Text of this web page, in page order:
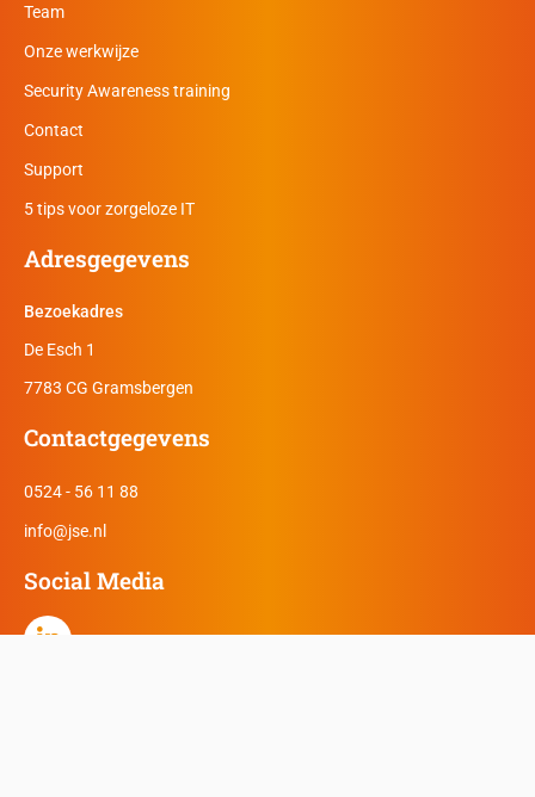
Team
Onze werkwijze
Security Awareness training
Contact
Support
5 tips voor zorgeloze IT
Adresgegevens
Bezoekadres
De Esch 1
7783 CG Gramsbergen
Contactgegevens
0524 - 56 11 88
info@jse.nl
Social Media